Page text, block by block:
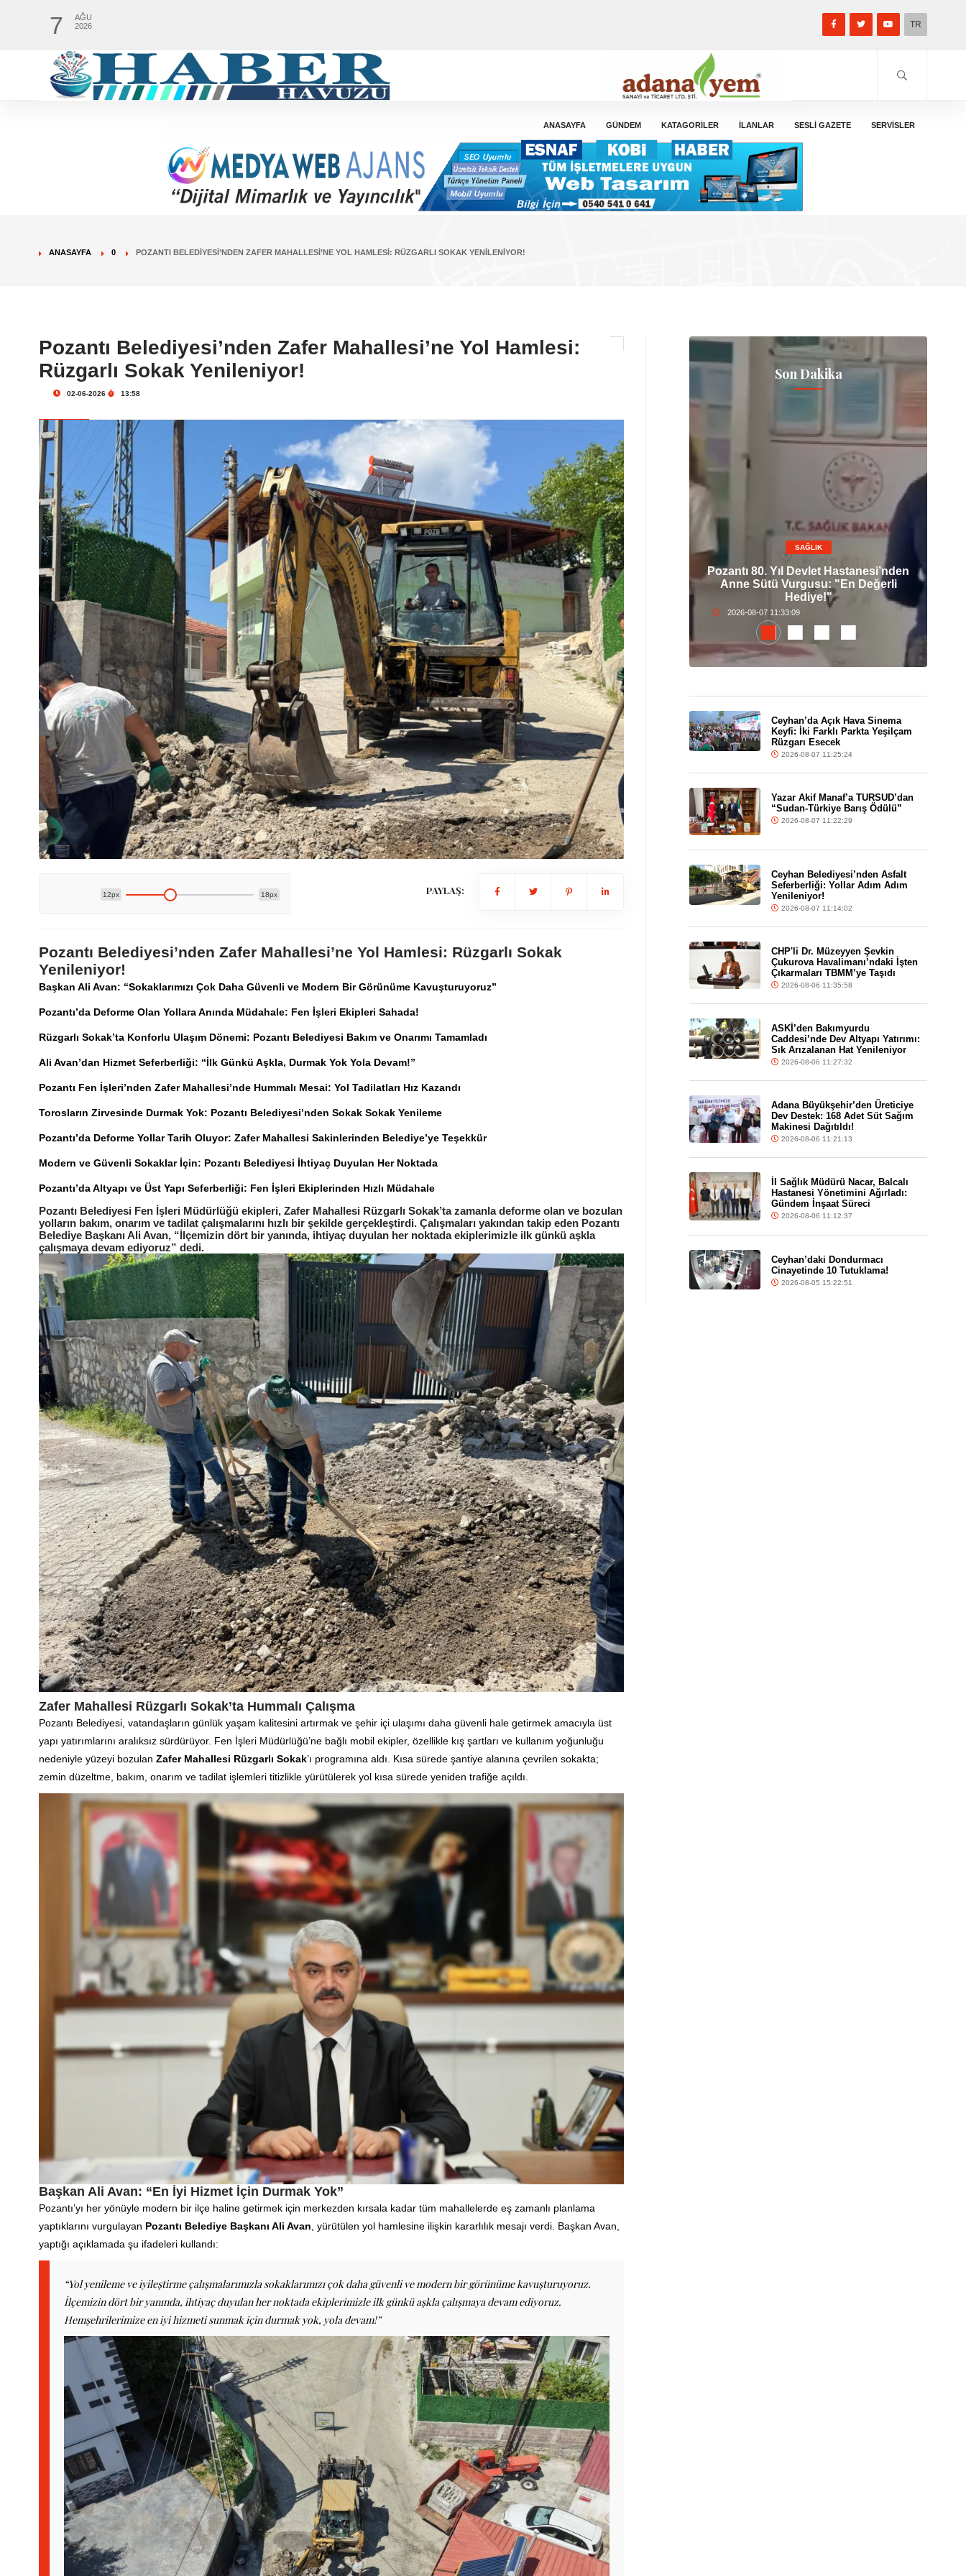
7
AĞU
2026
TR
ANASAYFA GÜNDEM KATAGORİLER İLANLAR SESLİ GAZETE SERVİSLER
ANASAYFA 0 POZANTI BELEDIYESI’NDEN ZAFER MAHALLESI’NE YOL HAMLESI: RÜZGARLI SOKAK YENILENIYOR!
Pozantı Belediyesi’nden Zafer Mahallesi’ne Yol Hamlesi:
Rüzgarlı Sokak Yenileniyor!
02-06-2026 13:58
12px 18px PAYLAŞ:
Pozantı Belediyesi’nden Zafer Mahallesi’ne Yol Hamlesi: Rüzgarlı Sokak
Yenileniyor!
Başkan Ali Avan: “Sokaklarımızı Çok Daha Güvenli ve Modern Bir Görünüme Kavuşturuyoruz”
Pozantı’da Deforme Olan Yollara Anında Müdahale: Fen İşleri Ekipleri Sahada!
Rüzgarlı Sokak’ta Konforlu Ulaşım Dönemi: Pozantı Belediyesi Bakım ve Onarımı Tamamladı
Ali Avan’dan Hizmet Seferberliği: “İlk Günkü Aşkla, Durmak Yok Yola Devam!”
Pozantı Fen İşleri’nden Zafer Mahallesi’nde Hummalı Mesai: Yol Tadilatları Hız Kazandı
Torosların Zirvesinde Durmak Yok: Pozantı Belediyesi’nden Sokak Sokak Yenileme
Pozantı’da Deforme Yollar Tarih Oluyor: Zafer Mahallesi Sakinlerinden Belediye’ye Teşekkür
Modern ve Güvenli Sokaklar İçin: Pozantı Belediyesi İhtiyaç Duyulan Her Noktada
Pozantı’da Altyapı ve Üst Yapı Seferberliği: Fen İşleri Ekiplerinden Hızlı Müdahale
Pozantı Belediyesi Fen İşleri Müdürlüğü ekipleri, Zafer Mahallesi Rüzgarlı Sokak’ta zamanla deforme olan ve bozulan
yolların bakım, onarım ve tadilat çalışmalarını hızlı bir şekilde gerçekleştirdi. Çalışmaları yakından takip eden Pozantı
Belediye Başkanı Ali Avan, “İlçemizin dört bir yanında, ihtiyaç duyulan her noktada ekiplerimizle ilk günkü aşkla
çalışmaya devam ediyoruz” dedi.
Zafer Mahallesi Rüzgarlı Sokak’ta Hummalı Çalışma
Pozantı Belediyesi, vatandaşların günlük yaşam kalitesini artırmak ve şehir içi ulaşımı daha güvenli hale getirmek amacıyla üst
yapı yatırımlarını aralıksız sürdürüyor. Fen İşleri Müdürlüğü’ne bağlı mobil ekipler, özellikle kış şartları ve kullanım yoğunluğu
nedeniyle yüzeyi bozulan Zafer Mahallesi Rüzgarlı Sokak’ı programına aldı. Kısa sürede şantiye alanına çevrilen sokakta;
zemin düzeltme, bakım, onarım ve tadilat işlemleri titizlikle yürütülerek yol kısa sürede yeniden trafiğe açıldı.
Başkan Ali Avan: “En İyi Hizmet İçin Durmak Yok”
Pozantı’yı her yönüyle modern bir ilçe haline getirmek için merkezden kırsala kadar tüm mahallelerde eş zamanlı planlama
yaptıklarını vurgulayan Pozantı Belediye Başkanı Ali Avan , yürütülen yol hamlesine ilişkin kararlılık mesajı verdi. Başkan Avan,
yaptığı açıklamada şu ifadeleri kullandı:
“Yol yenileme ve iyileştirme çalışmalarımızla sokaklarımızı çok daha güvenli ve modern bir görünüme kavuşturuyoruz.
İlçemizin dört bir yanında, ihtiyaç duyulan her noktada ekiplerimizle ilk günkü aşkla çalışmaya devam ediyoruz.
Hemşehrilerimize en iyi hizmeti sunmak için durmak yok, yola devam!”
Son Dakika
GÜNDEM
Ceyhan Belediyesi’nden Asfalt
Seferberliği: Yollar Adım Adım
Yenileniyor!
2026-08-07 11:14:02
SAĞLIK
Pozantı 80. Yıl Devlet Hastanesi’nden
Anne Sütü Vurgusu: "En Değerli
Hediye!"
2026-08-07 11:33:09
Ceyhan’da Açık Hava Sinema
Keyfi: İki Farklı Parkta Yeşilçam
Rüzgarı Esecek
2026-08-07 11:25:24
Yazar Akif Manaf’a TURSUD’dan
“Sudan-Türkiye Barış Ödülü”
2026-08-07 11:22:29
Ceyhan Belediyesi’nden Asfalt
Seferberliği: Yollar Adım Adım
Yenileniyor!
2026-08-07 11:14:02
CHP'li Dr. Müzeyyen Şevkin
Çukurova Havalimanı’ndaki İşten
Çıkarmaları TBMM’ye Taşıdı
2026-08-06 11:35:58
ASKİ’den Bakımyurdu
Caddesi’nde Dev Altyapı Yatırımı:
Sık Arızalanan Hat Yenileniyor
2026-08-06 11:27:32
Adana Büyükşehir’den Üreticiye
Dev Destek: 168 Adet Süt Sağım
Makinesi Dağıtıldı!
2026-08-06 11:21:13
İl Sağlık Müdürü Nacar, Balcalı
Hastanesi Yönetimini Ağırladı:
Gündem İnşaat Süreci
2026-08-06 11:12:37
Ceyhan’daki Dondurmacı
Cinayetinde 10 Tutuklama!
2026-08-05 15:22:51